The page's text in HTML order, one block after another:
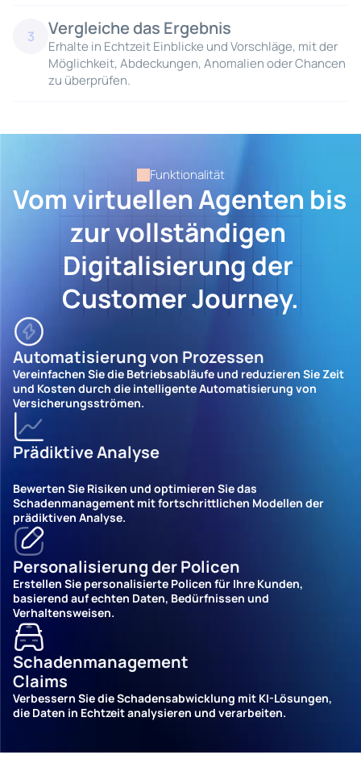
3 Vergleiche das Ergebnis
Erhalte in Echtzeit Einblicke und Vorschläge, mit der
Möglichkeit, Abdeckungen, Anomalien oder Chancen
zu überprüfen.
Funktionalität
Vom virtuellen Agenten bis
zur vollständigen
Digitalisierung der
Customer Journey.
Automatisierung von Prozessen
Vereinfachen Sie die Betriebsabläufe und reduzieren Sie Zeit
und Kosten durch die intelligente Automatisierung von
Versicherungsströmen.
Prädiktive Analyse
Bewerten Sie Risiken und optimieren Sie das
Schadenmanagement mit fortschrittlichen Modellen der
prädiktiven Analyse.
Personalisierung der Policen
Erstellen Sie personalisierte Policen für Ihre Kunden,
basierend auf echten Daten, Bedürfnissen und
Verhaltensweisen.
Schadenmanagement
Claims
Verbessern Sie die Schadensabwicklung mit KI-Lösungen,
die Daten in Echtzeit analysieren und verarbeiten.